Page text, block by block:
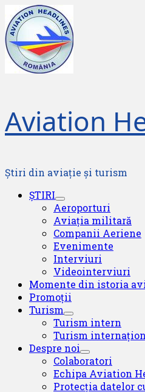
Skip
to
content
Aviation
Știri din aviație și turism
Primary
ȘTIRI
Aeroporturi
Aviația militară
Companii Aeriene
Evenimente
Interviuri
Videointerviuri
Momente din istoria
Promoții
Turism
Turism intern
Turism
Despre noi
Colaboratori
Echipa Aviation
Protecția datelor